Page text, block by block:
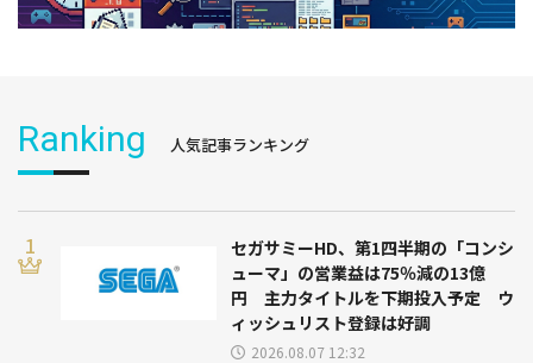
Ranking 人気記事ランキング
セガサミーHD、第1四半期の「コンシ
ューマ」の営業益は75％減の13億
円 主力タイトルを下期投入予定 ウ
ィッシュリスト登録は好調
2026.08.07 12:32